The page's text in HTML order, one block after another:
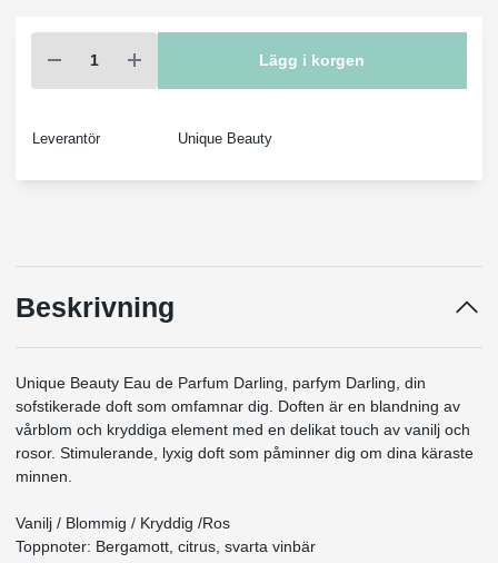
Lägg i korgen
Leverantör Unique Beauty
Beskrivning
Unique Beauty Eau de Parfum Darling, parfym Darling, din
sofstikerade doft som omfamnar dig. Doften är en blandning av
vårblom och kryddiga element med en delikat touch av vanilj och
rosor. Stimulerande, lyxig doft som påminner dig om dina käraste
minnen.
Vanilj / Blommig / Kryddig /Ros
Toppnoter: Bergamott, citrus, svarta vinbär